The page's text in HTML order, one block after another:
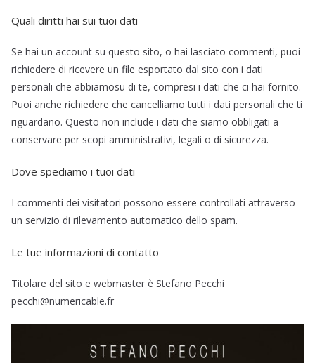
Quali diritti hai sui tuoi dati
Se hai un account su questo sito, o hai lasciato commenti, puoi
richiedere di ricevere un file esportato dal sito con i dati
personali che abbiamosu di te, compresi i dati che ci hai fornito.
Puoi anche richiedere che cancelliamo tutti i dati personali che ti
riguardano. Questo non include i dati che siamo obbligati a
conservare per scopi amministrativi, legali o di sicurezza.
Dove spediamo i tuoi dati
I commenti dei visitatori possono essere controllati attraverso
un servizio di rilevamento automatico dello spam.
Le tue informazioni di contatto
Titolare del sito e webmaster è Stefano Pecchi
pecchi@numericable.fr